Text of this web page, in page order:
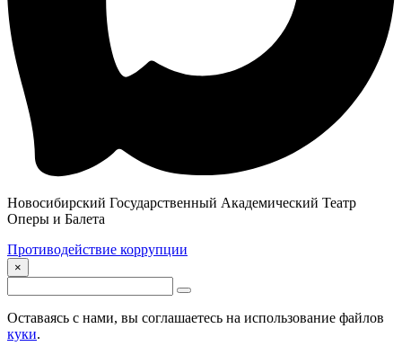
Новосибирский Государственный Академический Театр
Оперы и Балета
Противодействие коррупции
×
Оставаясь с нами, вы соглашаетесь на использование файлов
куки.